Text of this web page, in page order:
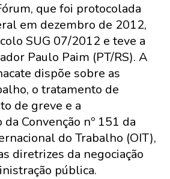
que foi protocolada
em dezembro de 2012,
SUG 07/2012 e teve a
Paulo Paim (PT/RS). A
dispõe sobre as
o tratamento de
de greve e a
Convenção nº 151 da
do Trabalho (OIT),
diretrizes da negociação
pública.